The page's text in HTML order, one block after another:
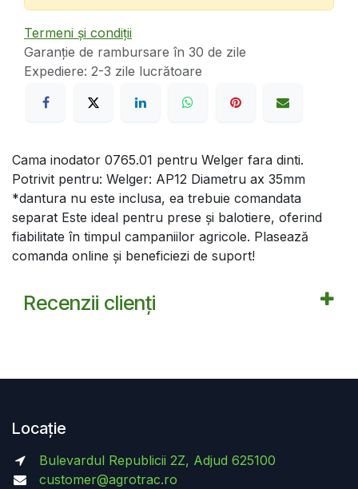
Termeni și condiții
Garanție de rambursare în 30 de zile
Expediere: 2-3 zile lucrătoare
Cama inodator 0765.01 pentru Welger fara dinti.
Potrivit pentru: Welger: AP12 Diametru ax 35mm
*dantura nu este inclusa, ea trebuie comandata
separat Este ideal pentru prese şi balotiere, oferind
fiabilitate în timpul campaniilor agricole. Plasează
comanda online și beneficiezi de suport!
Recenzii clienți
Locație
Bulevardul Republicii 2Z, Adjud 625100
customer@agrotrac.ro